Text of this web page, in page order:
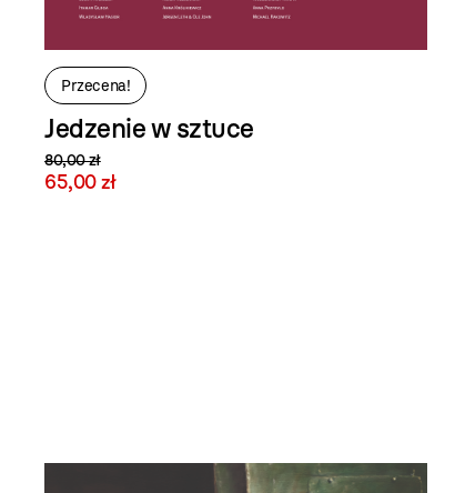
Przecena!
Jedzenie w sztuce
80,00 zł
65,00 zł